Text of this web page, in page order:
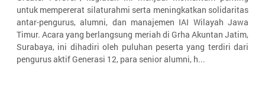
untuk mempererat silaturahmi serta meningkatkan solidaritas
antar-pengurus, alumni, dan manajemen IAI Wilayah Jawa
Timur. Acara yang berlangsung meriah di Grha Akuntan Jatim,
Surabaya, ini dihadiri oleh puluhan peserta yang terdiri dari
pengurus aktif Generasi 12, para senior alumni, h...